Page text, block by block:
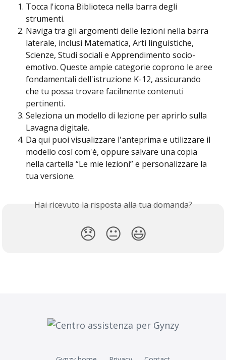
Tocca l'icona Biblioteca nella barra degli
strumenti.
Naviga tra gli argomenti delle lezioni nella barra
laterale, inclusi Matematica, Arti linguistiche,
Scienze, Studi sociali e Apprendimento socio-
emotivo. Queste ampie categorie coprono le aree
fondamentali dell'istruzione K-12, assicurando
che tu possa trovare facilmente contenuti
pertinenti.
Seleziona un modello di lezione per aprirlo sulla
Lavagna digitale.
Da qui puoi visualizzare l'anteprima e utilizzare il
modello così com'è, oppure salvare una copia
nella cartella “Le mie lezioni” e personalizzare la
tua versione.
Hai ricevuto la risposta alla tua domanda?
😞 😐 😃